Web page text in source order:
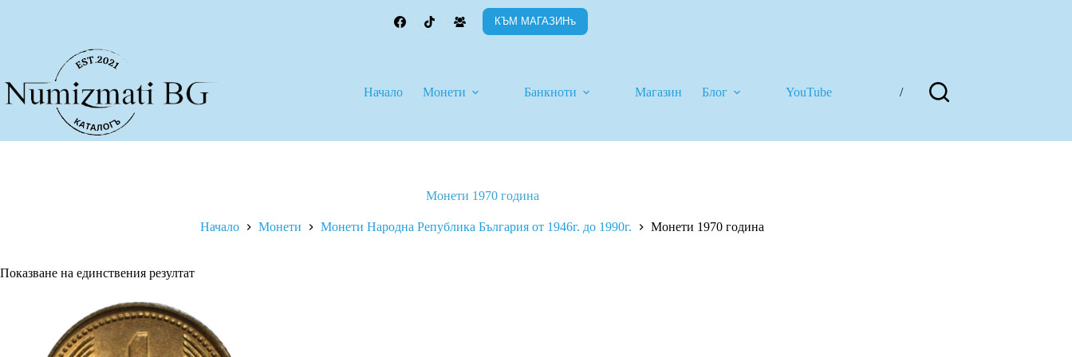
КЪМ МАГАЗИНъ
Начало Монети Банкноти Магазин Блог YouTube /
Монети 1970 година
Начало Монети Монети Народна Република България от 1946г. до 1990г. Монети 1970 година
Показване на единствения резултат